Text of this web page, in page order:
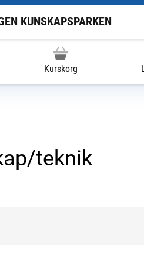
KUNSKAPSPARKEN
Kurskorg
teknik